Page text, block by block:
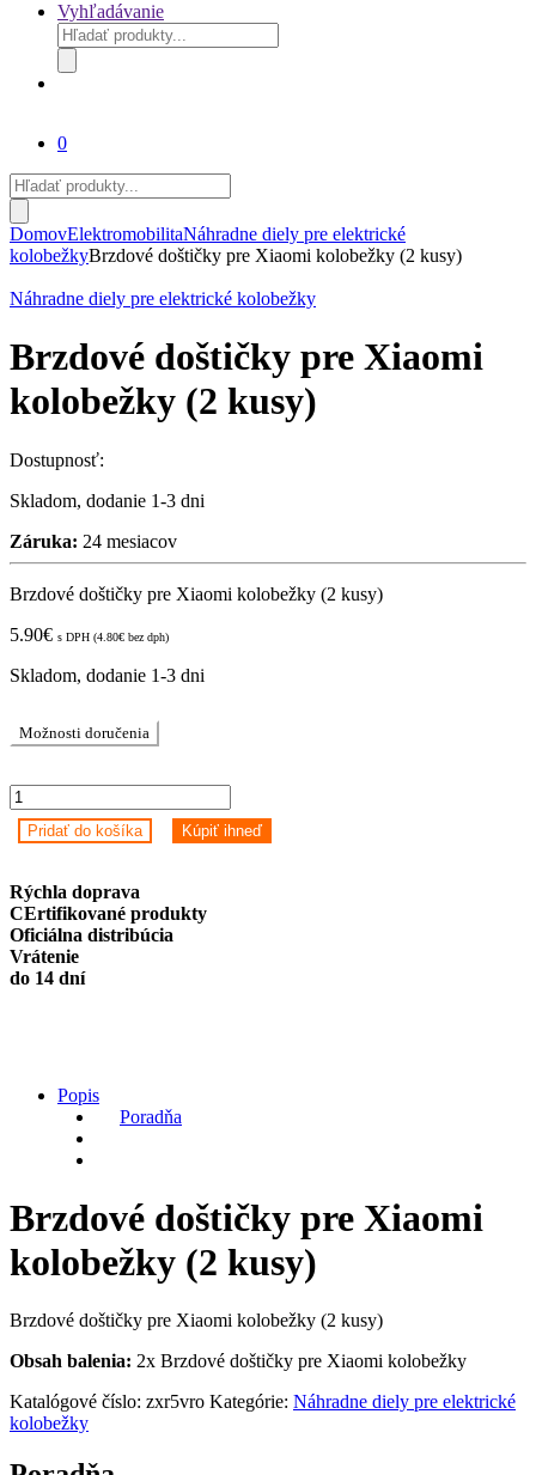
Vyhľadávanie
Products
search
0
Products
search
DomovElektromobilitaNáhradne diely pre elektrické
kolobežkyBrzdové doštičky pre Xiaomi kolobežky (2 kusy)
Náhradne diely pre elektrické kolobežky
Brzdové doštičky pre Xiaomi
kolobežky (2 kusy)
Dostupnosť:
Skladom, dodanie 1-3 dni
Záruka: 24 mesiacov
Brzdové doštičky pre Xiaomi kolobežky (2 kusy)
5.90€ s DPH (4.80€ bez dph)
Skladom, dodanie 1-3 dni
Možnosti doručenia
Brzdové
doštičky
pre
(2
kusy)
quantity
Pridať do košíka Kúpiť ihneď
Rýchla doprava
CErtifikované produkty
Oficiálna distribúcia
Vrátenie
do 14 dní
Popis
Poradňa
Brzdové doštičky pre Xiaomi
kolobežky (2 kusy)
Brzdové doštičky pre Xiaomi kolobežky (2 kusy)
Obsah balenia: 2x Brzdové doštičky pre Xiaomi kolobežky
Katalógové číslo: zxr5vro Kategórie: Náhradne diely pre elektrické
kolobežky